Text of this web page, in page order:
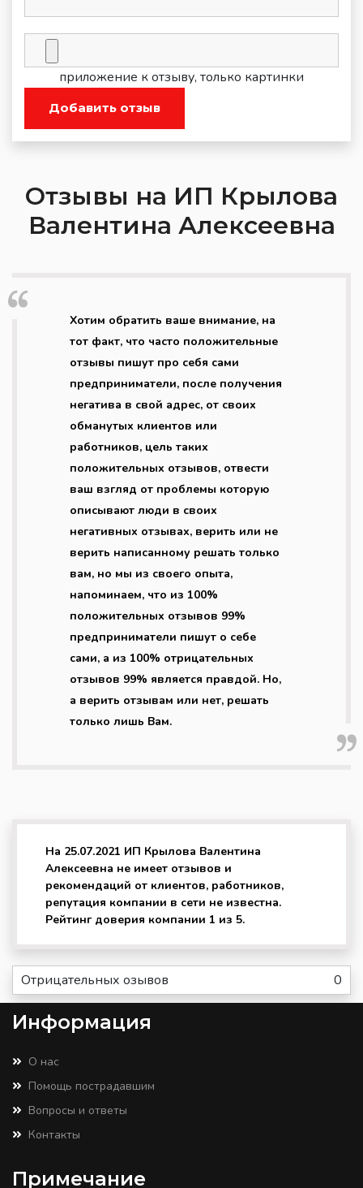
приложение к отзыву, только картинки
Добавить отзыв
Отзывы на ИП Крылова
Валентина Алексеевна
Хотим обратить ваше внимание, на
тот факт, что часто положительные
отзывы пишут про себя сами
предприниматели, после получения
негатива в свой адрес, от своих
обманутых клиентов или
работников, цель таких
положительных отзывов, отвести
ваш взгляд от проблемы которую
описывают люди в своих
негативных отзывах, верить или не
верить написанному решать только
вам, но мы из своего опыта,
напоминаем, что из 100%
положительных отзывов 99%
предприниматели пишут о себе
сами, а из 100% отрицательных
отзывов 99% является правдой. Но,
а верить отзывам или нет, решать
только лишь Вам.
На 25.07.2021 ИП Крылова Валентина
Алексеевна не имеет отзывов и
рекомендаций от клиентов, работников,
репутация компании в сети не известна.
Рейтинг доверия компании 1 из 5.
Отрицательных озывов 0
Информация
О нас
Помощь пострадавшим
Вопросы и ответы
Контакты
Примечание